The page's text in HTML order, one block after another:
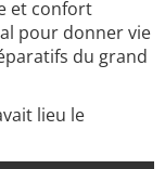
et confort
pour donner vie
du grand
lieu le